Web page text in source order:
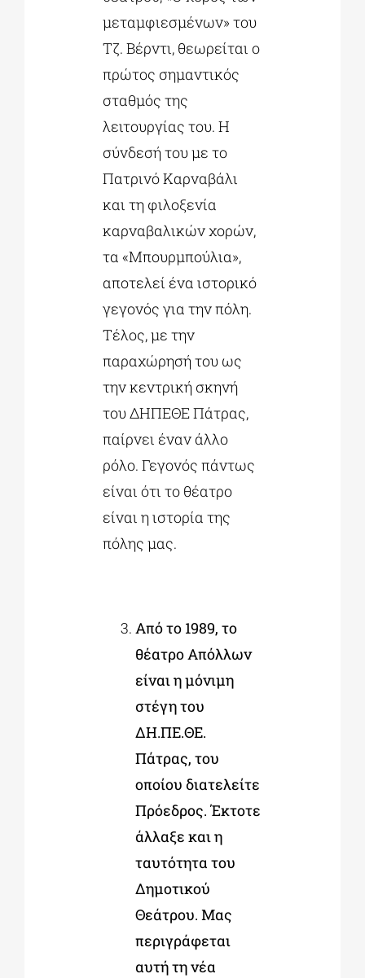
μεταμφιεσμένων» του
Τζ. Βέρντι, θεωρείται ο
πρώτος σημαντικός
σταθμός της
λειτουργίας του. Η
σύνδεσή του με το
Πατρινό Καρναβάλι
και τη φιλοξενία
καρναβαλικών χορών,
τα «Μπουρμπούλια»,
αποτελεί ένα ιστορικό
γεγονός για την πόλη.
Τέλος, με την
παραχώρησή του ως
την κεντρική σκηνή
του ΔΗΠΕΘΕ Πάτρας,
παίρνει έναν άλλο
ρόλο. Γεγονός πάντως
είναι ότι το θέατρο
είναι η ιστορία της
πόλης μας.
Από το 1989, το
θέατρο Απόλλων
είναι η μόνιμη
στέγη του
ΔΗ.ΠΕ.ΘΕ.
Πάτρας, του
οποίου διατελείτε
Πρόεδρος. Έκτοτε
άλλαξε και η
ταυτότητα του
Δημοτικού
Θεάτρου. Μας
περιγράφεται
αυτή τη νέα